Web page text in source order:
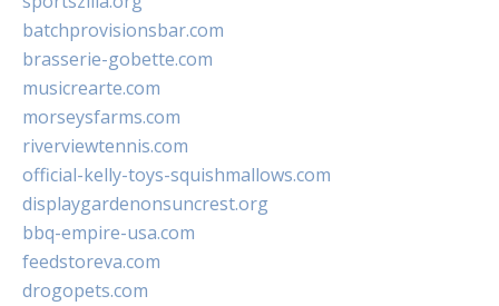
batchprovisionsbar.com
brasserie-gobette.com
musicrearte.com
morseysfarms.com
riverviewtennis.com
official-kelly-toys-squishmallows.com
displaygardenonsuncrest.org
bbq-empire-usa.com
feedstoreva.com
drogopets.com